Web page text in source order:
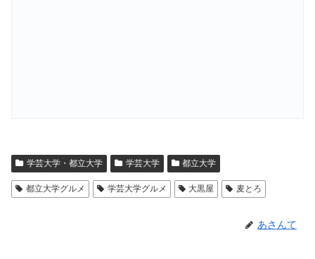
学芸大学・都立大学 学芸大学 都立大学
都立大学グルメ 学芸大学グルメ 大黒屋 麦とろ
あさんて